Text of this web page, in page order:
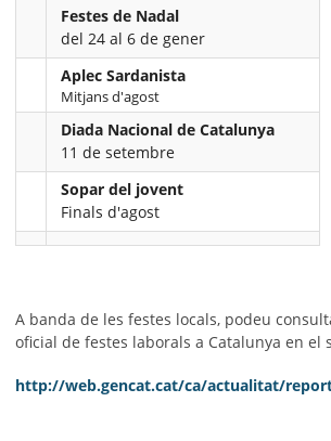
Festes de Nadal
del 24 al 6 de gener
Aplec Sardanista
Mitjans d'agost
Diada Nacional de Catalunya
11 de setembre
Sopar del jovent
Finals d'agost
A banda de les festes locals, podeu
oficial de festes laborals a Catalunya en el
http://web.gencat.cat/ca/actualitat/